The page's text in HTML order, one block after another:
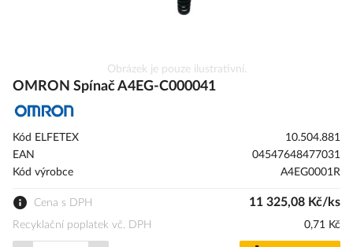
na
galerie
s
Obrázek je pouze ilustrativní.
OMRON Spínač A4EG-C000041
Kód ELFETEX
10.504.881
EAN
04547648477031
Kód výrobce
A4EG0001R
Cena s DPH 11 325,08 Kč/ks
Recyklační poplatek vč. DPH 0,71 Kč